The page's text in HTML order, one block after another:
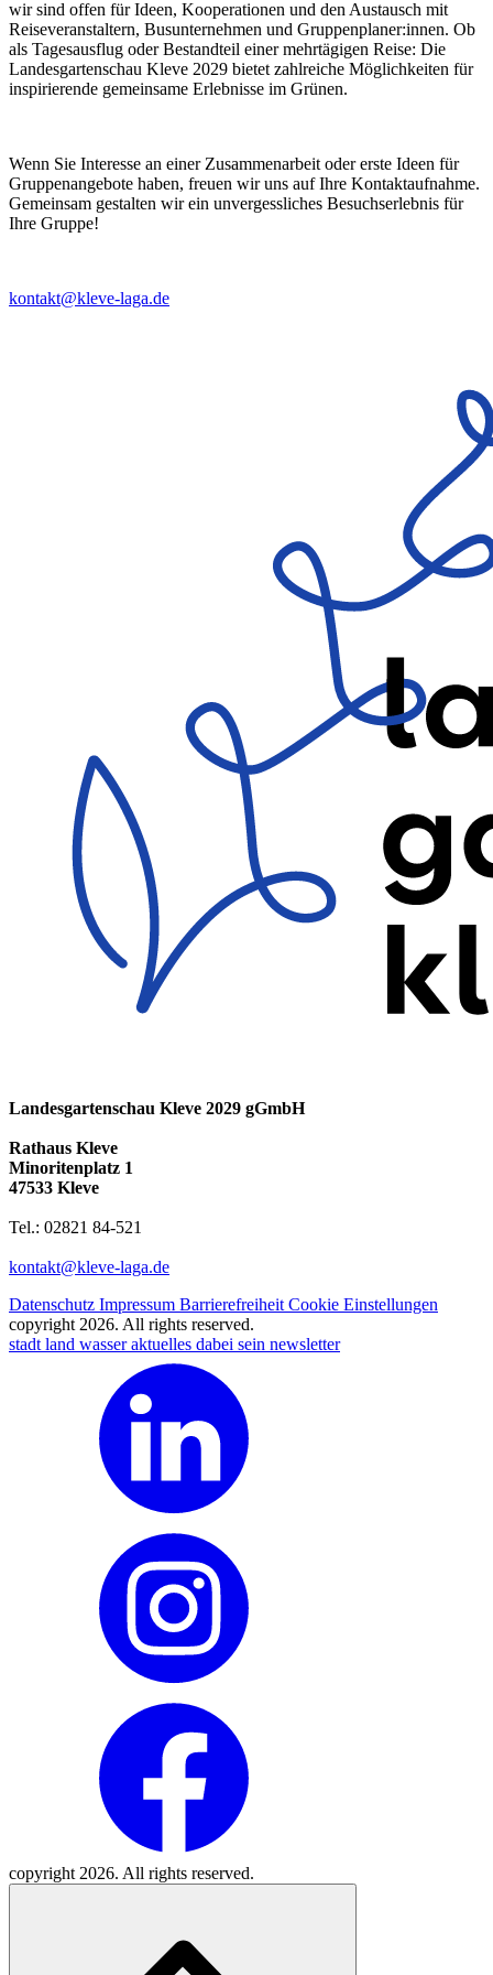
wir sind offen für Ideen, Kooperationen und den Austausch mit
Reiseveranstaltern, Busunternehmen und Gruppenplaner:innen. Ob
als Tagesausflug oder Bestandteil einer mehrtägigen Reise: Die
Landesgartenschau Kleve 2029 bietet zahlreiche Möglichkeiten für
inspirierende gemeinsame Erlebnisse im Grünen.
Wenn Sie Interesse an einer Zusammenarbeit oder erste Ideen für
Gruppenangebote haben, freuen wir uns auf Ihre Kontaktaufnahme.
Gemeinsam gestalten wir ein unvergessliches Besuchserlebnis für
Ihre Gruppe!
kontakt@kleve-laga.de
Landesgartenschau Kleve 2029 gGmbH
Rathaus Kleve
Minoritenplatz 1
47533 Kleve
Tel.: 02821 84-521
kontakt@kleve-laga.de
Datenschutz Impressum Barrierefreiheit Cookie Einstellungen
copyright 2026. All rights reserved.
stadt land wasseraktuelles dabei sein newsletter
copyright 2026. All rights reserved.